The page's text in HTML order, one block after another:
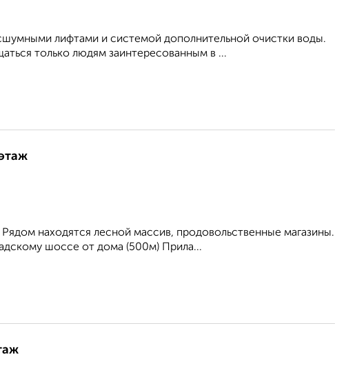
лифтами и системой дополнительной очистки воды.
только людям заинтересованным в ...
находятся лесной массив, продовольственные магазины.
шоссе от дома (500м) Прила...